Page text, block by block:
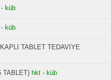
- küb
- küb
TABLET TEDAVIYE
TABLET) hkt - küb